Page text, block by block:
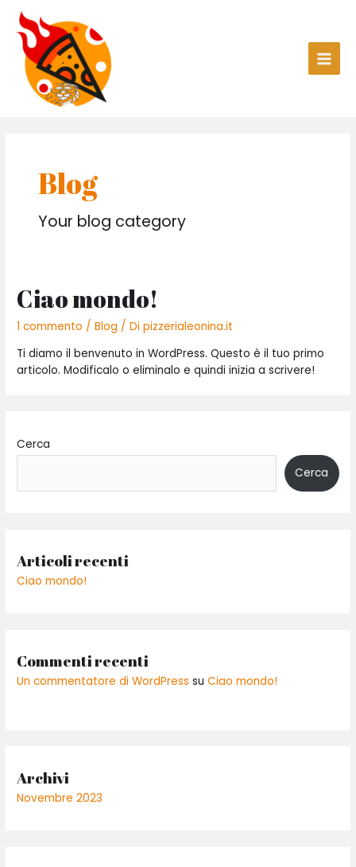
contenuto
Blog
Your blog category
Ciao mondo!
1 commento /Blog / Dipizzerialeonina.it
Ti diamo il benvenuto in WordPress. Questo è il tuo primo
articolo. Modificalo o eliminalo e quindi inizia a scrivere!
Cerca
Cerca
Articoli recenti
Ciao mondo!
Commenti recenti
Un commentatore di WordPress suCiao mondo!
Archivi
Novembre 2023